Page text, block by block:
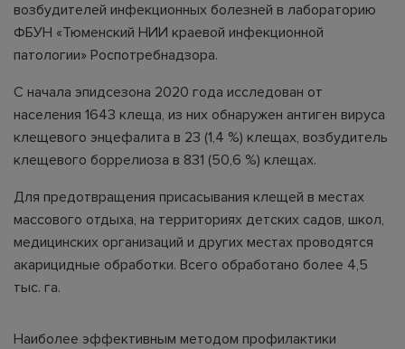
возбудителей инфекционных болезней в лабораторию
ФБУН «Тюменский НИИ краевой инфекционной
патологии» Роспотребнадзора.
С начала эпидсезона 2020 года исследован от
населения 1643 клеща, из них обнаружен антиген вируса
клещевого энцефалита в 23 (1,4 %) клещах, возбудитель
клещевого боррелиоза в 831 (50,6 %) клещах.
Для предотвращения присасывания клещей в местах
массового отдыха, на территориях детских садов, школ,
медицинских организаций и других местах проводятся
акарицидные обработки. Всего обработано более 4,5
тыс. га.
Наиболее эффективным методом профилактики